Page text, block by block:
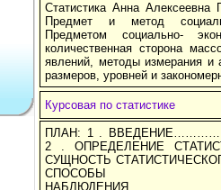
Статистика Анна
Предмет и метод
Предметом социально-
количественная сторона
явлений, методы измерания и
размеров, уровней и
Курсовая по статистике
ПЛАН: 1 .
2 . ОПРЕДЕЛЕНИЕ
СУЩНОСТЬ
СПОСОБЫ